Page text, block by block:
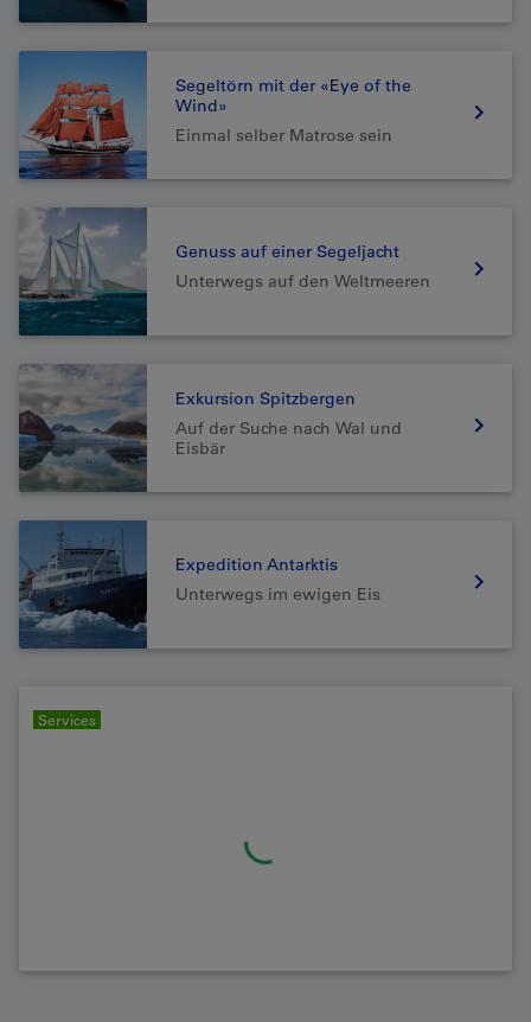
Segeltörn mit der «Eye of the
Wind»
Einmal selber Matrose sein
Genuss auf einer Segeljacht
Unterwegs auf den Weltmeeren
Exkursion Spitzbergen
Auf der Suche nach Wal und
Eisbär
Expedition Antarktis
Unterwegs im ewigen Eis
Services